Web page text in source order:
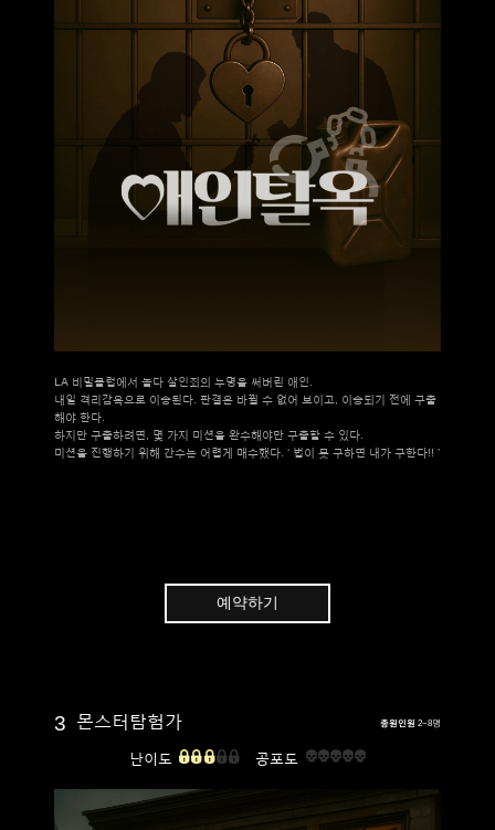
LA 비밀클럽에서 놀다 살인죄의 누명을 써버린 애인.
내일 격리감옥으로 이송된다. 판결은 바뀔 수 없어 보이고, 이송되기 전에 구출
해야 한다.
하지만 구출하려면, 몇 가지 미션을 완수해야만 구출할 수 있다.
미션을 진행하기 위해 간수는 어렵게 매수했다. ‘ 법이 못 구하면 내가 구한다!! ’
예약하기
3 몬스터탐험가 총원인원 2~8명
난이도 공포도